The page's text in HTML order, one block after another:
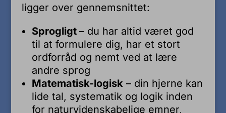
ligger over gennemsnittet:
Sprogligt – du har altid været god
til at formulere dig, har et stort
ordforråd og nemt ved at lære
andre sprog
Matematisk-logisk– din hjerne kan
lide tal, systematik og logik inden
for naturvidenskabelige emner,